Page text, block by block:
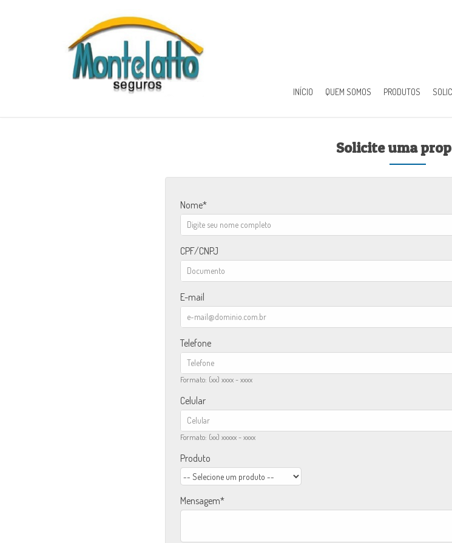
INÍCIO QUEM SOMOS PRODUTOS
Solicite uma
Nome
CPF/CNPJ
E-mail
Telefone
Formato: (xx) xxxx - xxxx
Celular
Formato: (xx) xxxxx - xxxx
Produto
Mensagem